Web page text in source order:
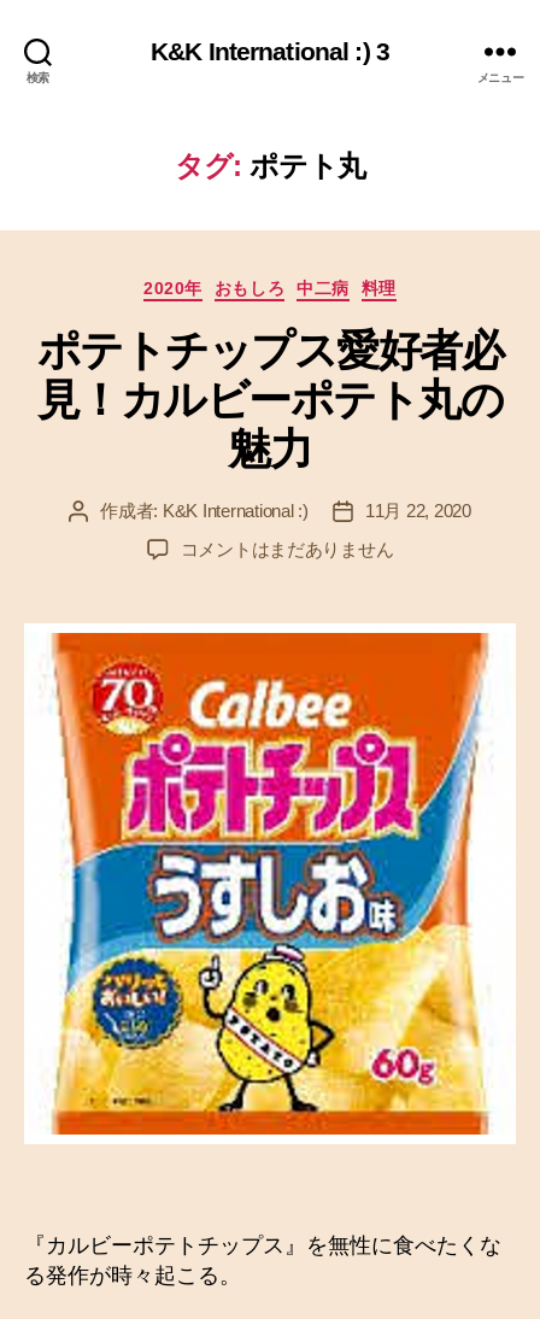
検索
K&K International :) 3
メニュー
タグ: ポテト丸
カ
ゴ
リ
ー
2020年 おもしろ 中二病 料理
ポテトチップス愛好者必
見！カルビーポテト丸の
魅力
投 作成者: K&K International :)
投
稿
日
11月 22, 2020
ポ
チ
プ
ス
愛
好
者
必
見
！
カ
ル
ビ
ー
ポ
テ
ト
丸
の
魅
コメントはまだありません
『カルビーポテトチップス』を無性に食べたくな
る発作が時々起こる。